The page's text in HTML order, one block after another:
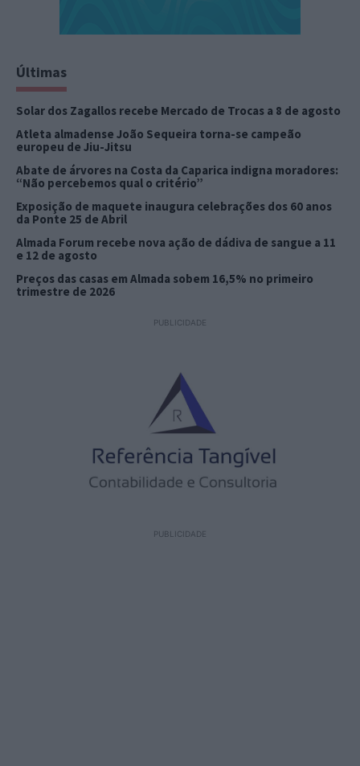
Últimas
Solar dos Zagallos recebe Mercado de Trocas a 8 de agosto
Atleta almadense João Sequeira torna-se campeão
europeu de Jiu-Jitsu
Abate de árvores na Costa da Caparica indigna moradores:
“Não percebemos qual o critério”
Exposição de maquete inaugura celebrações dos 60 anos
da Ponte 25 de Abril
Almada Forum recebe nova ação de dádiva de sangue a 11
e 12 de agosto
Preços das casas em Almada sobem 16,5% no primeiro
trimestre de 2026
PUBLICIDADE
PUBLICIDADE